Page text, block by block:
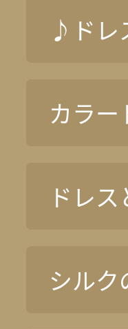
♪ドレ
カラ
ドレ
シル